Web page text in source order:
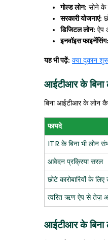
गोल्ड लोन: सोने के
सरकारी योजनाएं:
डिजिटल लोन: ऐप
इनवॉइस फाइनेंसिंग:
यह भी पढ़ें: क्या दूकान
आईटीआर के
बिना आईटीआर के लोन
फायदे
ITR के बिना भी लोन
आवेदन प्रक्रिया सरल
छोटे कारोबारियों के
त्वरित ऋण ऐप से तेज़
आईटीआर के बिना